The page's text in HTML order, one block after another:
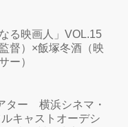
る映画人」VOL.15
督）×飯塚冬酒（映
ー）
ター 横浜シネマ・
キャストオーデシ